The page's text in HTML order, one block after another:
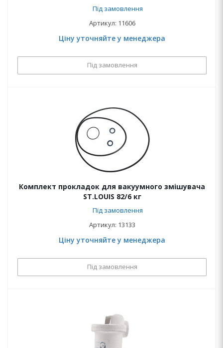
Під замовлення
Артикул: 11606
Ціну уточняйте у менеджера
Під замовлення
Комплект прокладок для вакуумного змішувача
ST.LOUIS 82/6 кг
Під замовлення
Артикул: 13133
Ціну уточняйте у менеджера
Під замовлення